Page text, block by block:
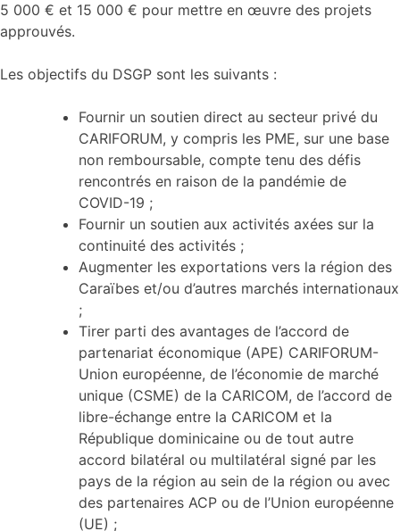
5 000 € et 15 000 € pour mettre en œuvre des projets
approuvés.
Les objectifs du DSGP sont les suivants :
Fournir un soutien direct au secteur privé du
CARIFORUM, y compris les PME, sur une base
non remboursable, compte tenu des défis
rencontrés en raison de la pandémie de
COVID-19 ;
Fournir un soutien aux activités axées sur la
continuité des activités ;
Augmenter les exportations vers la région des
Caraïbes et/ou d’autres marchés internationaux
;
Tirer parti des avantages de l’accord de
partenariat économique (APE) CARIFORUM-
Union européenne, de l’économie de marché
unique (CSME) de la CARICOM, de l’accord de
libre-échange entre la CARICOM et la
République dominicaine ou de tout autre
accord bilatéral ou multilatéral signé par les
pays de la région au sein de la région ou avec
des partenaires ACP ou de l’Union européenne
(UE) ;